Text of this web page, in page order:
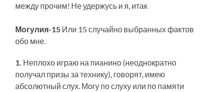
между прочим! Не удержусь и я, итак
Могулия-15 Или 15 случайно выбранных фактов
обо мне.
1. Неплохо играю на пианино (неоднократно
получал призы за технику), говорят, имею
абсолютный слух. Могу по слуху или по памяти